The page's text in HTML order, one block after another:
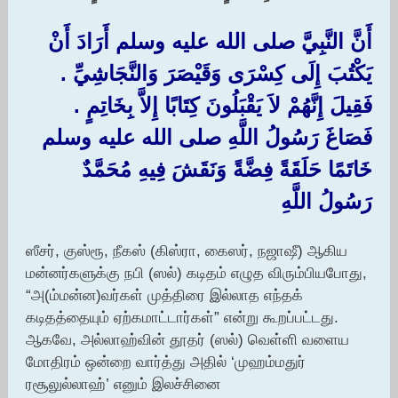
أَنَّ النَّبِيَّ صلى الله عليه وسلم أَرَادَ أَنْ
يَكْتُبَ إِلَى كِسْرَى وَقَيْصَرَ وَالنَّجَاشِيِّ ‏.‏
فَقِيلَ إِنَّهُمْ لاَ يَقْبَلُونَ كِتَابًا إِلاَّ بِخَاتِمٍ ‏.‏
فَصَاغَ رَسُولُ اللَّهِ صلى الله عليه وسلم
خَاتَمًا حَلَقَةً فِضَّةً وَنَقَشَ فِيهِ مُحَمَّدٌ
رَسُولُ اللَّهِ ‏
ஸீசர், குஸ்ரூ, நீகஸ் (கிஸ்ரா, கைஸர், நஜாஷீ) ஆகிய
மன்னர்களுக்கு நபி (ஸல்) கடிதம் எழுத விரும்பியபோது,
“அ(ம்மன்ன)வர்கள் முத்திரை இல்லாத எந்தக்
கடிதத்தையும் ஏற்கமாட்டார்கள்” என்று கூறப்பட்டது.
ஆகவே, அல்லாஹ்வின் தூதர் (ஸல்) வெள்ளி வளைய
மோதிரம் ஒன்றை வார்த்து அதில் ‘முஹம்மதுர்
ரசூலுல்லாஹ்’ எனும் இலச்சினை